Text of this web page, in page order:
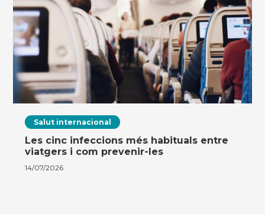
Salut internacional
Les cinc infeccions més habituals entre
viatgers i com prevenir-les
14/07/2026